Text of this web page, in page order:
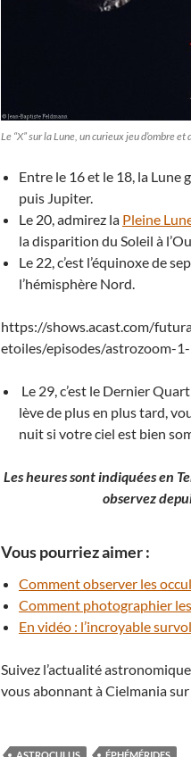
Le “X” sur la Lune, un curieux jeu d’ombre
Entre le 16 et le 18, la Lune
puis Jupiter.
Le 20, admirez la Pleine
la disparition du Soleil à
Le 22, c’est l’équinoxe de
l’hémisphère Nord.
https://shows.acast.com/
etoiles/episodes/astrozoom-
Le 29, c’est le Dernier
lève de plus en plus tard,
nuit si votre ciel est bien
Les heures sont indiquées en
observez
Vous pourriez aimer :
Comment observer les
Comment photographier
En vidéo : l’incroyable
Suivez l’actualité
vous abonnant à Cielmania sur